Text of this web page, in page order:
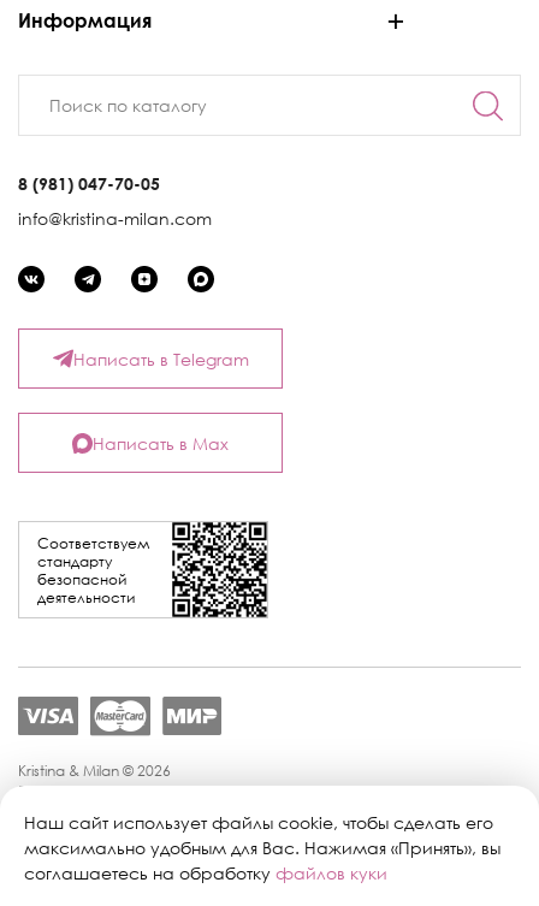
Информация
8 (981) 047-70-05
info@kristina-milan.com
Соответствуем
стандарту
безопасной
деятельности
Написать в Telegram
Написать в Max
Kristina & Milan © 2026
Политика конфиденциальности
Политика обработки персональных данных
Публичная оферта
Персональные настройки файлов cookie
Наш сайт использует файлы cookie, чтобы сделать его
максимально удобным для Вас. Нажимая «Принять», вы
соглашаетесь на обработку файлов куки